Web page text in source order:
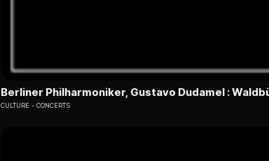
Berliner Philharmoniker, Gustavo Dudamel :
CULTURE CONCERTS